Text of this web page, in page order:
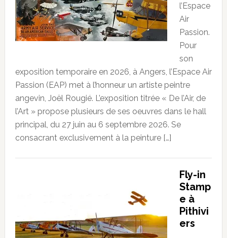
l’Espace
Air
Passion.
Pour
son
exposition temporaire en 2026, à Angers, l’Espace Air
Passion (EAP) met à l’honneur un artiste peintre
angevin, Joël Rougié. L’exposition titrée « De l’Air, de
l’Art » propose plusieurs de ses oeuvres dans le hall
principal, du 27 juin au 6 septembre 2026. Se
consacrant exclusivement à la peinture […]
Fly-in
Stamp
e à
Pithivi
ers